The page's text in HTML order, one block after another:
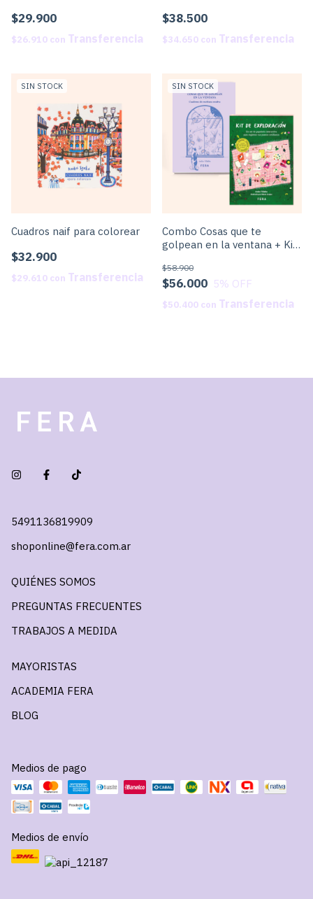
$29.900
$26.910 con
$38.500
$34.650 con
SIN STOCK
Cuadros naif para colorear
$32.900
$29.610 con
SIN STOCK
Combo Cosas que te
golpean en la ventana + Kit
$56.000
$58.900
5% OFF
$50.400 con
5491136819909
shoponline@fera.com.ar
QUIÉNES SOMOS
PREGUNTAS FRECUENTES
TRABAJOS A MEDIDA
MAYORISTAS
ACADEMIA FERA
BLOG
Medios de pago
Medios de envío